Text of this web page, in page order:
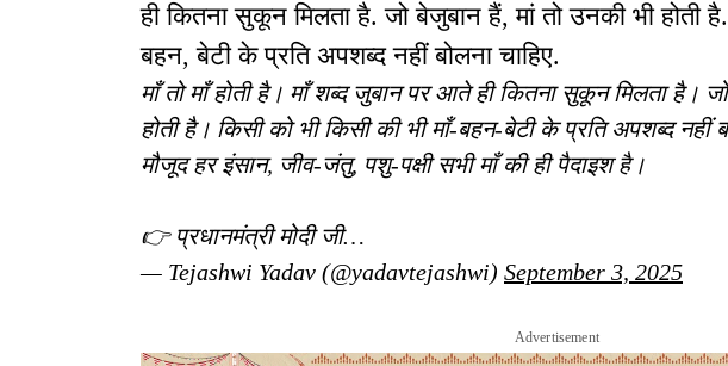
ही कितना सुकून मिलता है. जो बेजुबान हैं, मां तो उनकी भी होती
बहन, बेटी के प्रति अपशब्द नहीं बोलना चाहिए.
माँ तो माँ होती है। माँ शब्द जुबान पर आते ही कितना सुकून मिलता है।
होती है। किसी को भी किसी की भी माँ-बहन-बेटी के प्रति अपशब्द नहीं
मौजूद हर इंसान, जीव-जंतु, पशु-पक्षी सभी माँ की ही पैदाइश है।
👉 प्रधानमंत्री मोदी जी…
— Tejashwi Yadav (@yadavtejashwi) September 3, 2025
Advertisement